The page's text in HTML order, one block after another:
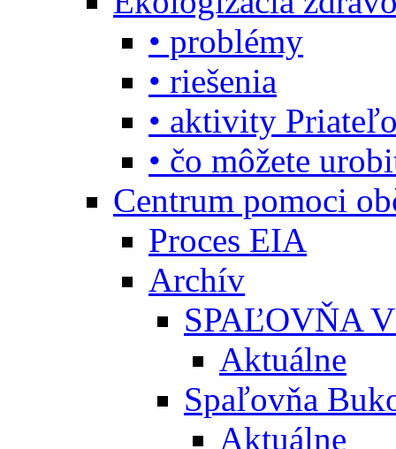
• problémy
• riešenia
• aktivity
• čo môžete
Centrum pomoci
Proces EIA
Archív
SPAĽOVŇA
Aktuálne
Spaľovňa
Aktuálne